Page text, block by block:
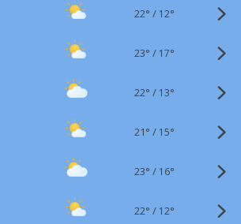
22° / 12°
23° / 17°
22° / 13°
21° / 15°
23° / 16°
22° / 12°